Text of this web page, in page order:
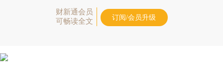
财新通会员
可畅读全文
订阅/会员升级